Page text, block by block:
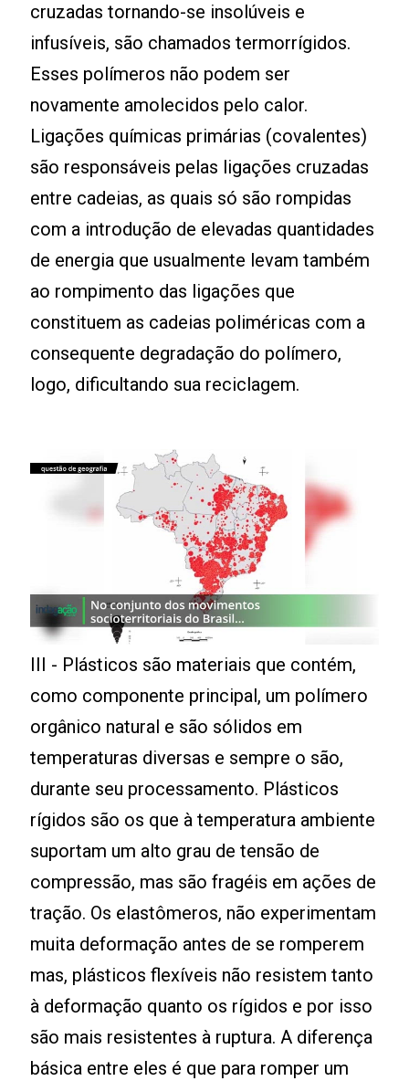
cruzadas tornando-se insolúveis e
infusíveis, são chamados termorrígidos.
Esses polímeros não podem ser
novamente amolecidos pelo calor.
Ligações químicas primárias (covalentes)
são responsáveis pelas ligações cruzadas
entre cadeias, as quais só são rompidas
com a introdução de elevadas quantidades
de energia que usualmente levam também
ao rompimento das ligações que
constituem as cadeias poliméricas com a
consequente degradação do polímero,
logo, dificultando sua reciclagem.
III - Plásticos são materiais que contém,
como componente principal, um polímero
orgânico natural e são sólidos em
temperaturas diversas e sempre o são,
durante seu processamento. Plásticos
rígidos são os que à temperatura ambiente
suportam um alto grau de tensão de
compressão, mas são fragéis em ações de
tração. Os elastômeros, não experimentam
muita deformação antes de se romperem
mas, plásticos flexíveis não resistem tanto
à deformação quanto os rígidos e por isso
são mais resistentes à ruptura. A diferença
básica entre eles é que para romper um